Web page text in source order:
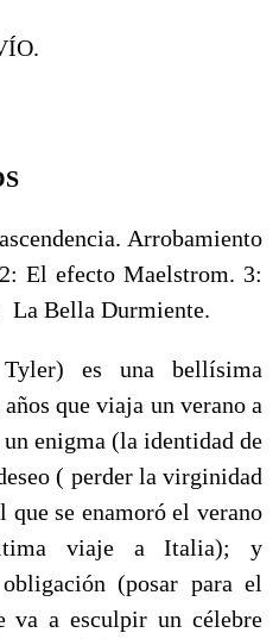
Arrobamiento
El efecto Maelstrom. 3:
La Bella Durmiente.
es una bellísima
que viaja un verano a
enigma (la identidad de
( perder la virginidad
se enamoró el verano
viaje a Italia); y
(posar para el
va a esculpir un célebre